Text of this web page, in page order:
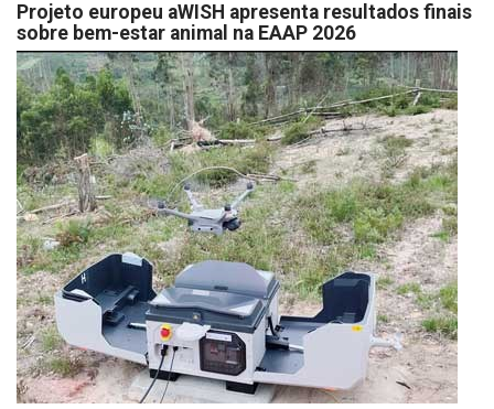
Projeto europeu aWISH apresenta resultados finais
sobre bem-estar animal na EAAP 2026